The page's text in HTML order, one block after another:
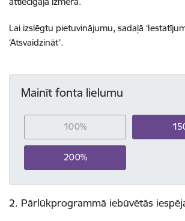
Lai izslēgtu pietuvinājumu, sadaļā
‘Atsvaidzināt’.
Mainīt fonta lielumu
100%
200%
2. Pārlūkprogrammā iebūvētās